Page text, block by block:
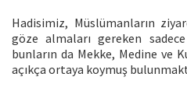
Hadisimiz, Müslümanların
göze almaları gereken
bunların da Mekke, Medine ve
açıkça ortaya koymuş